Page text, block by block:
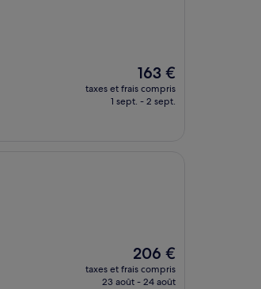
Le
nouveau
prix
163 €
taxes et frais compris
1 sept. - 2 sept.
Le
nouveau
prix
206 €
taxes et frais compris
23 août - 24 août